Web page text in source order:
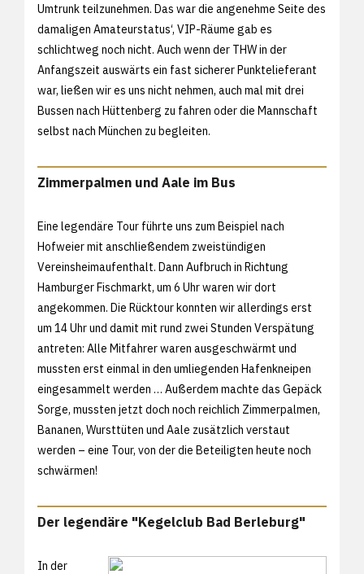
Umtrunk teilzunehmen. Das war die angenehme Seite des
damaligen Amateurstatus‘, VIP-Räume gab es
schlichtweg noch nicht. Auch wenn der THW in der
Anfangszeit auswärts ein fast sicherer Punktelieferant
war, ließen wir es uns nicht nehmen, auch mal mit drei
Bussen nach Hüttenberg zu fahren oder die Mannschaft
selbst nach München zu begleiten.
Zimmerpalmen und Aale im Bus
Eine legendäre Tour führte uns zum Beispiel nach
Hofweier mit anschließendem zweistündigen
Vereinsheimaufenthalt. Dann Aufbruch in Richtung
Hamburger Fischmarkt, um 6 Uhr waren wir dort
angekommen. Die Rücktour konnten wir allerdings erst
um 14 Uhr und damit mit rund zwei Stunden Verspätung
antreten: Alle Mitfahrer waren ausgeschwärmt und
mussten erst einmal in den umliegenden Hafenkneipen
eingesammelt werden … Außerdem machte das Gepäck
Sorge, mussten jetzt doch noch reichlich Zimmerpalmen,
Bananen, Wursttüten und Aale zusätzlich verstaut
werden – eine Tour, von der die Beteiligten heute noch
schwärmen!
Der legendäre "Kegelclub Bad Berleburg"
In der